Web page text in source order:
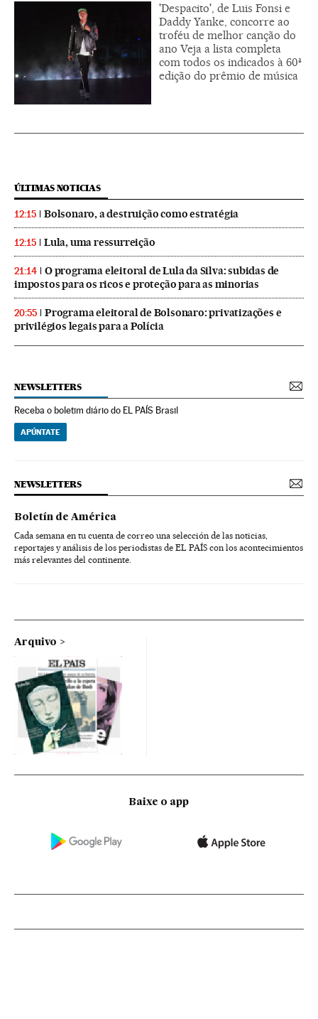
'Despacito', de Luis Fonsi e
Daddy Yanke, concorre ao
troféu de melhor canção do
ano Veja a lista completa
com todos os indicados à 60ª
edição do prêmio de música
ÚLTIMAS NOTICIAS
12:15 Bolsonaro, a destruição como estratégia
12:15 Lula, uma ressurreição
21:14
O programa eleitoral de Lula da Silva: subidas de
impostos para os ricos e proteção para as minorias
20:55
Programa eleitoral de Bolsonaro: privatizações e
privilégios legais para a Polícia
NEWSLETTERS
Receba o boletim diário do EL PAÍS Brasil
APÚNTATE
NEWSLETTERS
Boletín de América
Cada semana en tu cuenta de correo una selección de las noticias,
reportajes y análisis de los periodistas de EL PAÍS con los acontecimientos
más relevantes del continente.
Arquivo
Baixe o app